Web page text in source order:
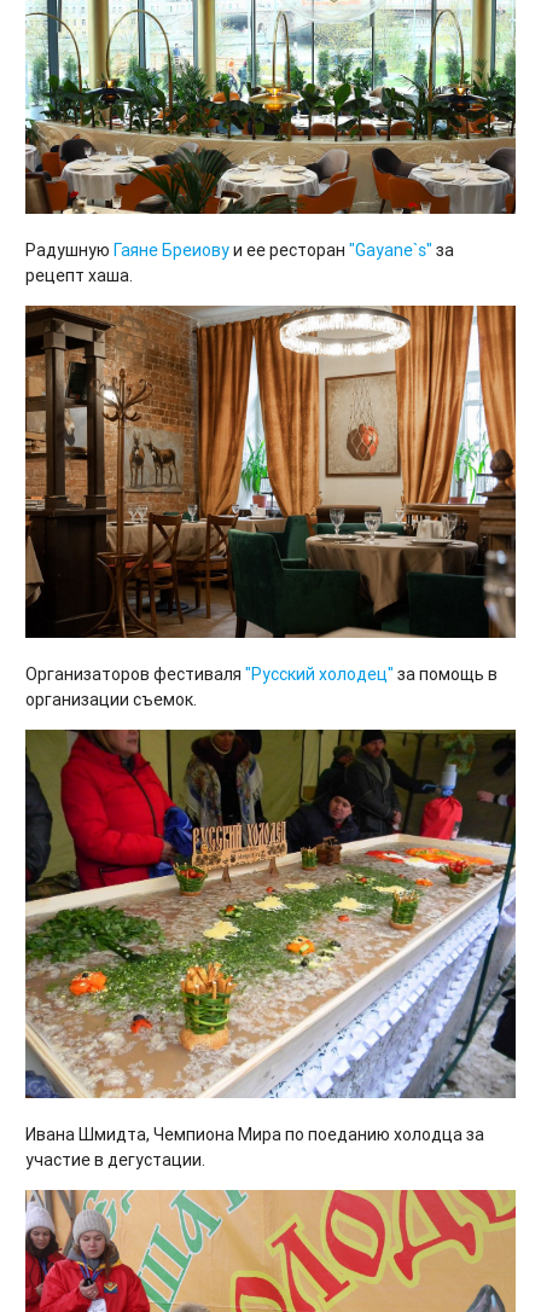
Радушную Гаяне Бреиовуи ее ресторан "Gayane`s" за
рецепт хаша.
Организаторов фестиваля "Русский холодец" за помощь в
организации съемок.
Ивана Шмидта, Чемпиона Мира по поеданию холодца за
участие в дегустации.